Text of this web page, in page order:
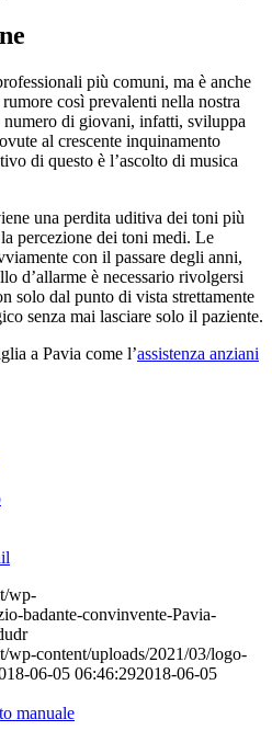
più comuni, ma è anche
così prevalenti nella nostra
numero di giovani, infatti, sviluppa
al crescente inquinamento
di questo è l’ascolto di musica
una perdita uditiva dei toni più
percezione dei toni medi. Le
con il passare degli anni,
d’allarme è necessario rivolgersi
solo dal punto di vista strettamente
senza mai lasciare solo il paziente.
a Pavia come l’assistenza anziani
wp-
badante-convinvente-Pavia-
wp-content/uploads/2021/03/logo-
06-05 06:46:292018-06-05
manuale